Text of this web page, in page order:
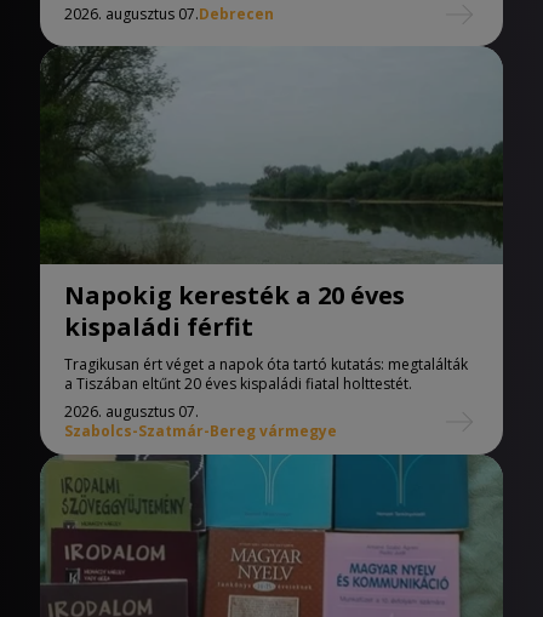
2026. augusztus 07.Debrecen
Napokig keresték a 20 éves
kispaládi férfit
Tragikusan ért véget a napok óta tartó kutatás: megtalálták
a Tiszában eltűnt 20 éves kispaládi fiatal holttestét.
2026. augusztus 07.
Szabolcs-Szatmár-Bereg vármegye